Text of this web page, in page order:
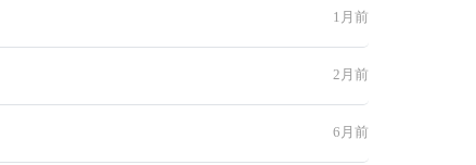
1月前
2月前
6月前